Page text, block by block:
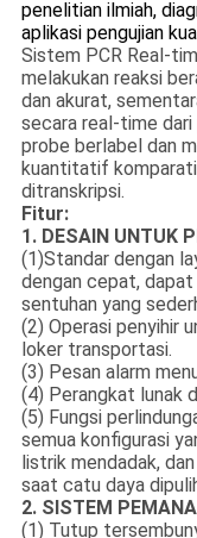
penelitian ilmiah,
aplikasi pengujian
Sistem PCR Real-
melakukan reaksi
dan akurat,
secara real-time
probe berlabel dan
kuantitatif
ditranskripsi.
Fitur:
1. DESAIN UNTUK
(1)Standar dengan
dengan cepat,
sentuhan yang
(2) Operasi penyihir
loker transportasi.
(3) Pesan alarm
(4) Perangkat lunak
(5) Fungsi
semua konfigurasi
listrik mendadak,
saat catu daya
2. SISTEM
(1) Tutup